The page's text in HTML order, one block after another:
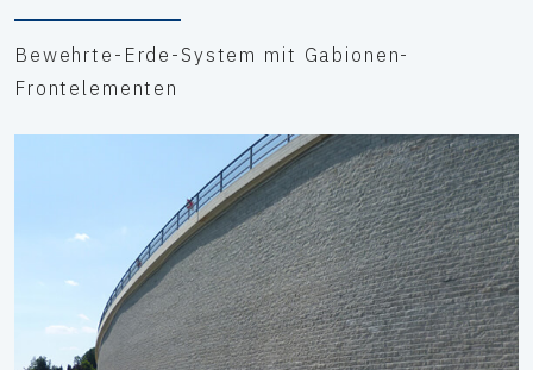
Bewehrte-Erde-System mit Gabionen-
Frontelementen